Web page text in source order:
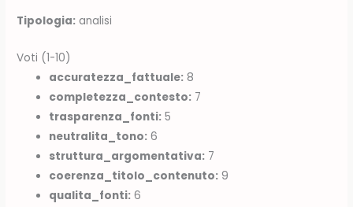
Tipologia: analisi
Voti (1-10)
accuratezza_fattuale: 8
completezza_contesto: 7
trasparenza_fonti: 5
neutralita_tono: 6
struttura_argomentativa: 7
coerenza_titolo_contenuto: 9
qualita_fonti: 6